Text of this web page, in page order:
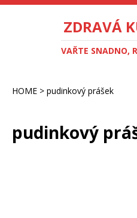
ZDRAVÁ
VAŘTE SNADNO,
HOME > pudinkový prášek
pudinkový